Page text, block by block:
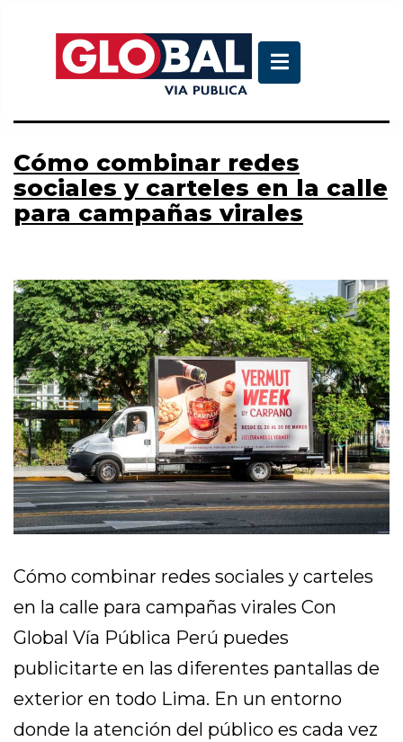
virales
Cómo combinar redes
sociales y carteles en la calle
para campañas virales
Cómo combinar redes sociales y carteles
en la calle para campañas virales Con
Global Vía Pública Perú puedes
publicitarte en las diferentes pantallas de
exterior en todo Lima. En un entorno
donde la atención del público es cada vez